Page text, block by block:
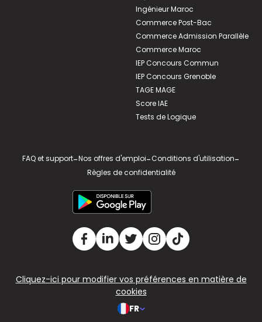
Ingénieur Maroc
Commerce Post-Bac
Commerce Admission Parallèle
Commerce Maroc
IEP Concours Commun
IEP Concours Grenoble
TAGE MAGE
Score IAE
Tests de Logique
FAQ et support-Nos offres d'emploi-Conditions d'utilisation-
Règles de confidentialité
Cliquez-ici pour modifier vos préférences en matière de
cookies
FR